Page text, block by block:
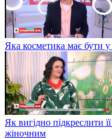
Яка косметика має бути у
Як вигідно підкреслити
жіночним